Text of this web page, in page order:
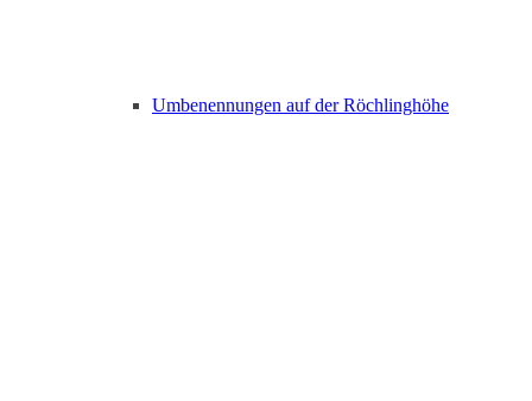
Umbenennungen auf der Röchlinghöhe